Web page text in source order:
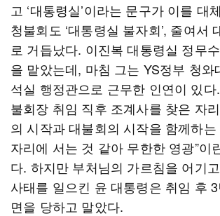
고 ‘대통령실’이라는 문구가 이를 대
청불회도 ‘대통령실 불자회’, 줄여서
로 거듭났다. 이진복 대통령실 정무
을 맡았는데, 마침 그는 YS정부 청와
석실 행정관으로 근무한 인연이 있
불회장 취임 직후 조계사를 찾은 자
의 시작과 대불회의 시작을 함께하
자리에 서는 것 같아 무한한 영광”이
다. 하지만 부처님의 가르침을 어기
사태를 일으킨 윤 대통령은 취임 후
면을 당하고 말았다.